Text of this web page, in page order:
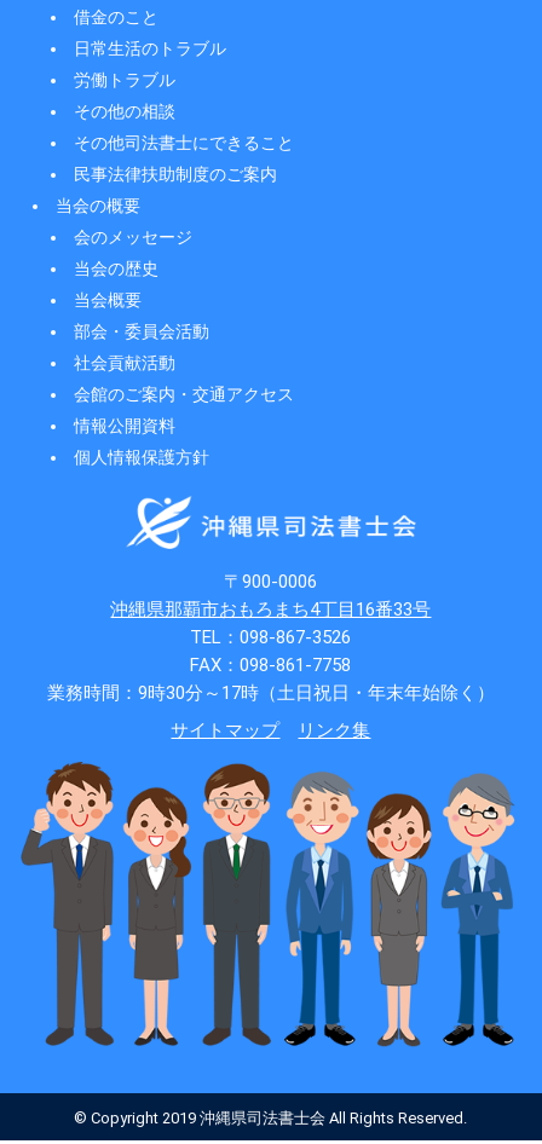
借金のこと
日常生活のトラブル
労働トラブル
その他の相談
その他司法書士にできること
民事法律扶助制度のご案内
当会の概要
会のメッセージ
当会の歴史
当会概要
部会・委員会活動
社会貢献活動
会館のご案内・交通アクセス
情報公開資料
個人情報保護方針
〒900-0006
沖縄県那覇市おもろまち4丁目16番33号
TEL：098-867-3526
FAX：098-861-7758
業務時間：9時30分～17時（土日祝日・年末年始除く）
サイトマップ
リンク集
© Copyright 2019 沖縄県司法書士会 All Rights Reserved.